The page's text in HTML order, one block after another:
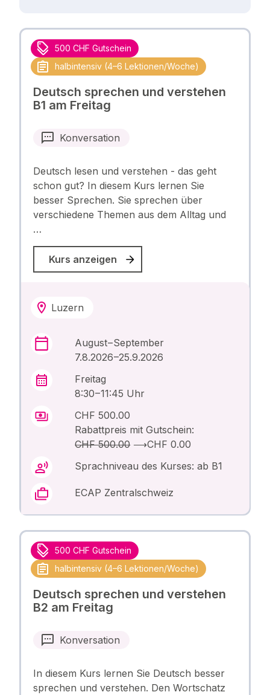
500 CHF Gutschein
halbintensiv (4–6 Lektionen/Woche)
Deutsch sprechen und verstehen
B1 am Freitag
Konversation
Deutsch lesen und verstehen - das geht
schon gut? In diesem Kurs lernen Sie
besser Sprechen. Sie sprechen über
verschiedene Themen aus dem Alltag und
…
Kurs anzeigen
Luzern
August – September
7.8.2026 –25.9.2026
Freitag
8:30 – 11:45 Uhr
CHF 500.00
Rabattpreis mit Gutschein:
CHF 500.00⟶CHF 0.00
Sprachniveau des Kurses: ab B1
ECAP Zentralschweiz
500 CHF Gutschein
halbintensiv (4–6 Lektionen/Woche)
Deutsch sprechen und verstehen
B2 am Freitag
Konversation
In diesem Kurs lernen Sie Deutsch besser
sprechen und verstehen. Den Wortschatz